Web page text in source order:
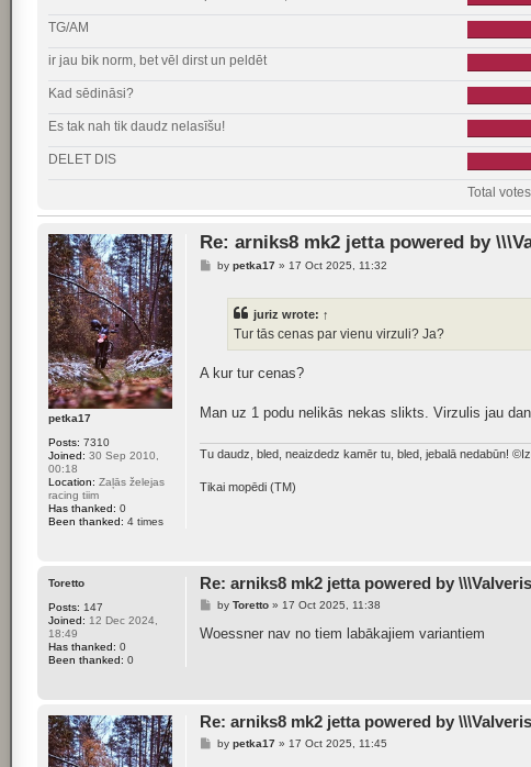
TG/AM
ir jau bik norm, bet vēl dirst un peldēt
Kad sēdināsi?
Es tak nah tik daudz nelasīšu!
DELET DIS
Total
petka17
Posts: 7310
Joined: 30 Sep 2010,
00:18
Location: Zaļās želejas
racing tiim
Has thanked: 0
Been thanked: 4 times
Re: arniks8 mk2 jetta powered by
Pby petka17» 17 Oct 2025, 11:32
juriz wrote: ↑
Tur tās cenas par vienu virzuli? Ja?
A kur tur cenas?
Man uz 1 podu nelikās nekas slikts. Virzulis jau
Tu daudz, bled, neaizdedz kamēr tu, bled, jebalā nedabūn!
Tikai mopēdi (TM)
Toretto
Posts: 147
Joined: 12 Dec 2024,
18:49
Has thanked: 0
Been thanked: 0
Re: arniks8 mk2 jetta powered by \\\Valveris
P
s
by Toretto» 17 Oct 2025, 11:38
Woessner nav no tiem labākajiem variantiem
Re: arniks8 mk2 jetta powered by \\\Valveris
Pby petka17» 17 Oct 2025, 11:45